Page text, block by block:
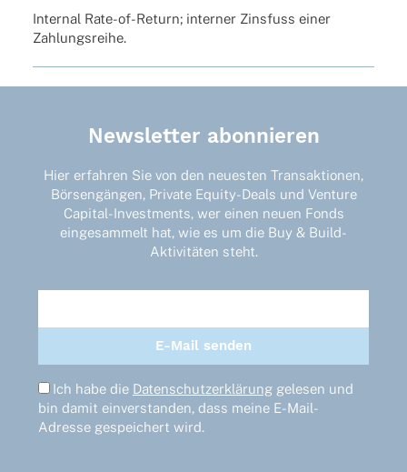
Inter­nal Rate-of-Return; inter­ner Zins­fuss einer
Zahlungsreihe.
Newsletter abonnieren
Hier erfahren Sie von den neuesten Transaktionen,
Börsengängen, Private Equity-Deals und Venture
Capital-Investments, wer einen neuen Fonds
eingesammelt hat, wie es um die Buy & Build-
Aktivitäten steht.
Ich habe die Datenschutzerklärung gelesen und
bin damit einverstanden, dass meine E-Mail-
Adresse gespeichert wird.